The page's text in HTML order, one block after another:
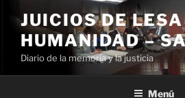
contenido
JUICIOS DE LESA
HUMANIDAD –
Diario de la memoria y la justicia
Menú